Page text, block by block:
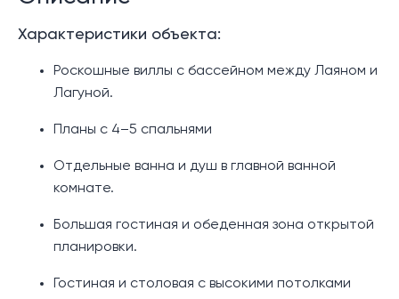
Характеристики объекта:
Роскошные виллы с бассейном между Лаяном и
Лагуной.
Планы с 4–5 спальнями
Отдельные ванна и душ в главной ванной
комнате.
Большая гостиная и обеденная зона открытой
планировки.
Гостиная и столовая с высокими потолками